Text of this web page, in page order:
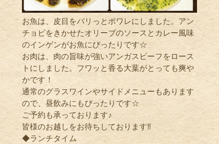
お魚は、皮目をパリっとポワレにしました。アン
チョビをきかせたオリーブのソースとカレー風味
のインゲンがお魚にぴったりです☆
お肉は、肉の旨味が強いアンガスビーフをロース
トにしました。フワッと香る大葉がとっても爽や
かです！
通常のグラスワインやサイドメニューもあります
ので、昼飲みにもぴったりです☆
ご予約も承っております♪
皆様のお越しをお待ちしております‼️
◆ランチタイム